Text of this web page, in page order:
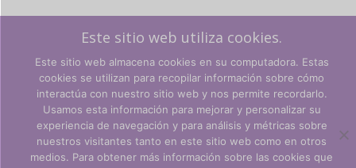
Política de privacidad
© CLARITY Learning Suite Global Inc. Todos los derechos
reservados.
Este sitio web utiliza cookies.
Este sitio web almacena cookies en su computadora. Estas
cookies se utilizan para recopilar información sobre cómo
interactúa con nuestro sitio web y nos permite recordarlo.
Usamos esta información para mejorar y personalizar su
experiencia de navegación y para análisis y métricas sobre
nuestros visitantes tanto en este sitio web como en otros
medios. Para obtener más información sobre las cookies que